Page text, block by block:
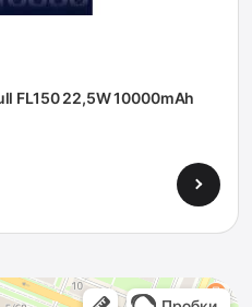
FL150 22,5W 10000mAh